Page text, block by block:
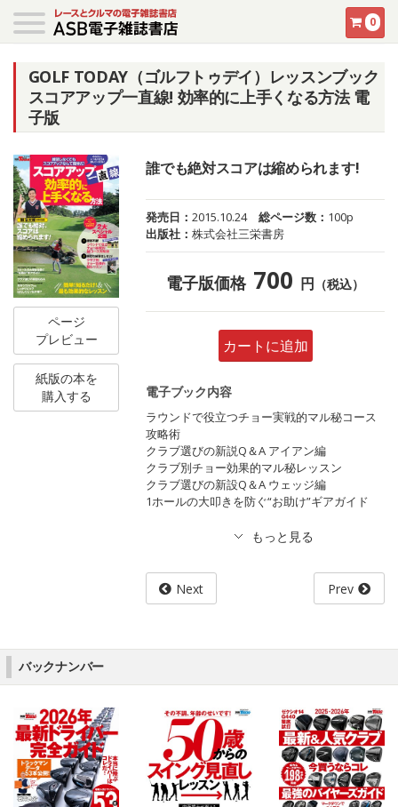
0
GOLF TODAY（ゴルフトゥデイ）レッスンブック
スコアアップ一直線! 効率的に上手くなる方法 電
子版
ページ
プレビュー
紙版の本を
購入する
誰でも絶対スコアは縮められます!
発売日：2015.10.24 総ページ数： 100p
出版社：株式会社三栄書房
電子版価格 700 円 （税込）
カートに追加
電子ブック内容
ラウンドで役立つチョー実戦的マル秘コース
攻略術
クラブ選びの新説Q＆A アイアン編
クラブ別チョー効果的マル秘レッスン
クラブ選びの新設Q＆A ウェッジ編
1ホールの大叩きを防ぐ“お助け”ギアガイド
Next Prev
バックナンバー